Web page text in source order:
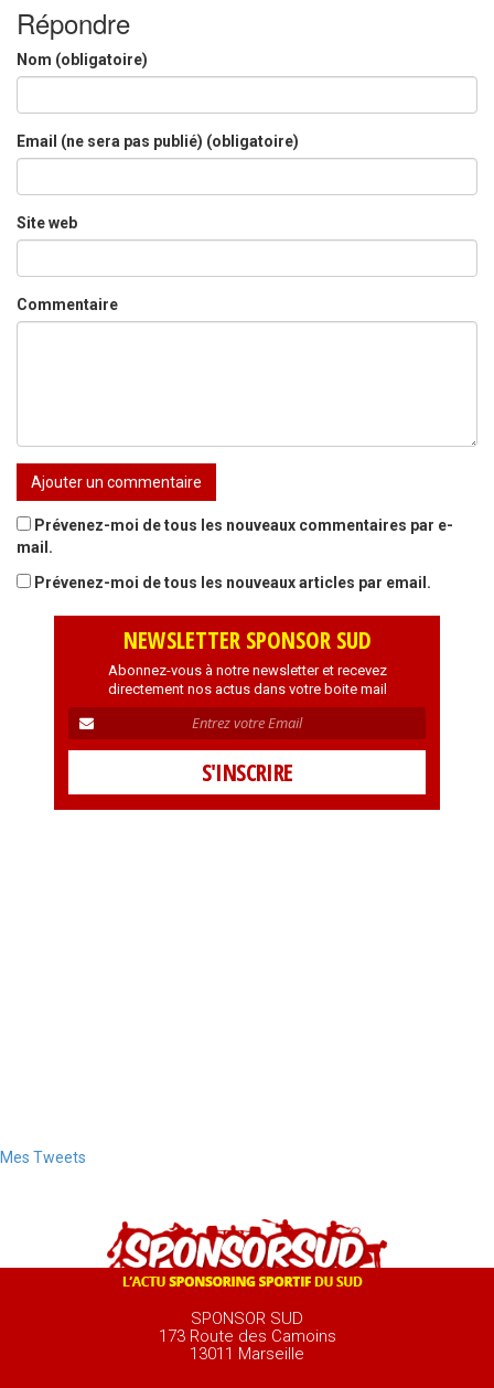
Twitter(ouvre
dans
une
nouvelle
fenêtre)
Facebook(ouvre
dans
une
nouvelle
fenêtre)
(ouvre
dans
une
nouvelle
fenêtre)
Répondre
Nom (obligatoire)
Email (ne sera pas publié) (obligatoire)
Site web
Commentaire
Prévenez-moi de tous les nouveaux commentaires par e-
mail.
Prévenez-moi de tous les nouveaux articles par email.
NEWSLETTER SPONSOR SUD
Abonnez-vous à notre newsletter et recevez
directement nos actus dans votre boite mail
Mes Tweets
SPONSOR SUD
173 Route des Camoins
13011 Marseille